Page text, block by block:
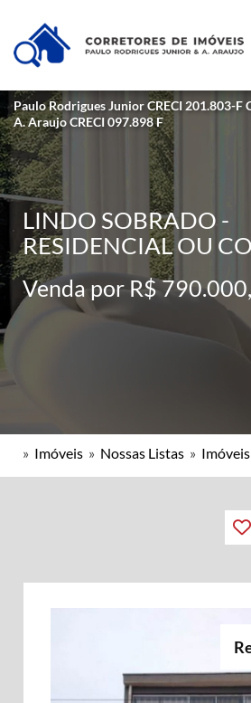
Paulo Rodrigues Junior CRECI 201.803-F
A. Araujo CRECI 097.898 F
LINDO SOBRADO -
RESIDENCIAL OU
Venda por R$
» Imóveis » Nossas Listas »